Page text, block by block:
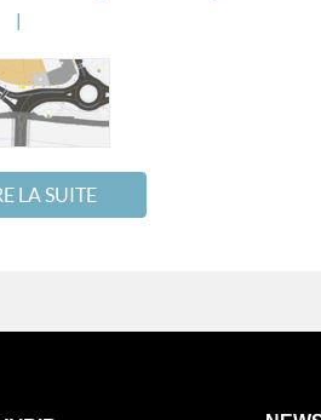
LA SUITE